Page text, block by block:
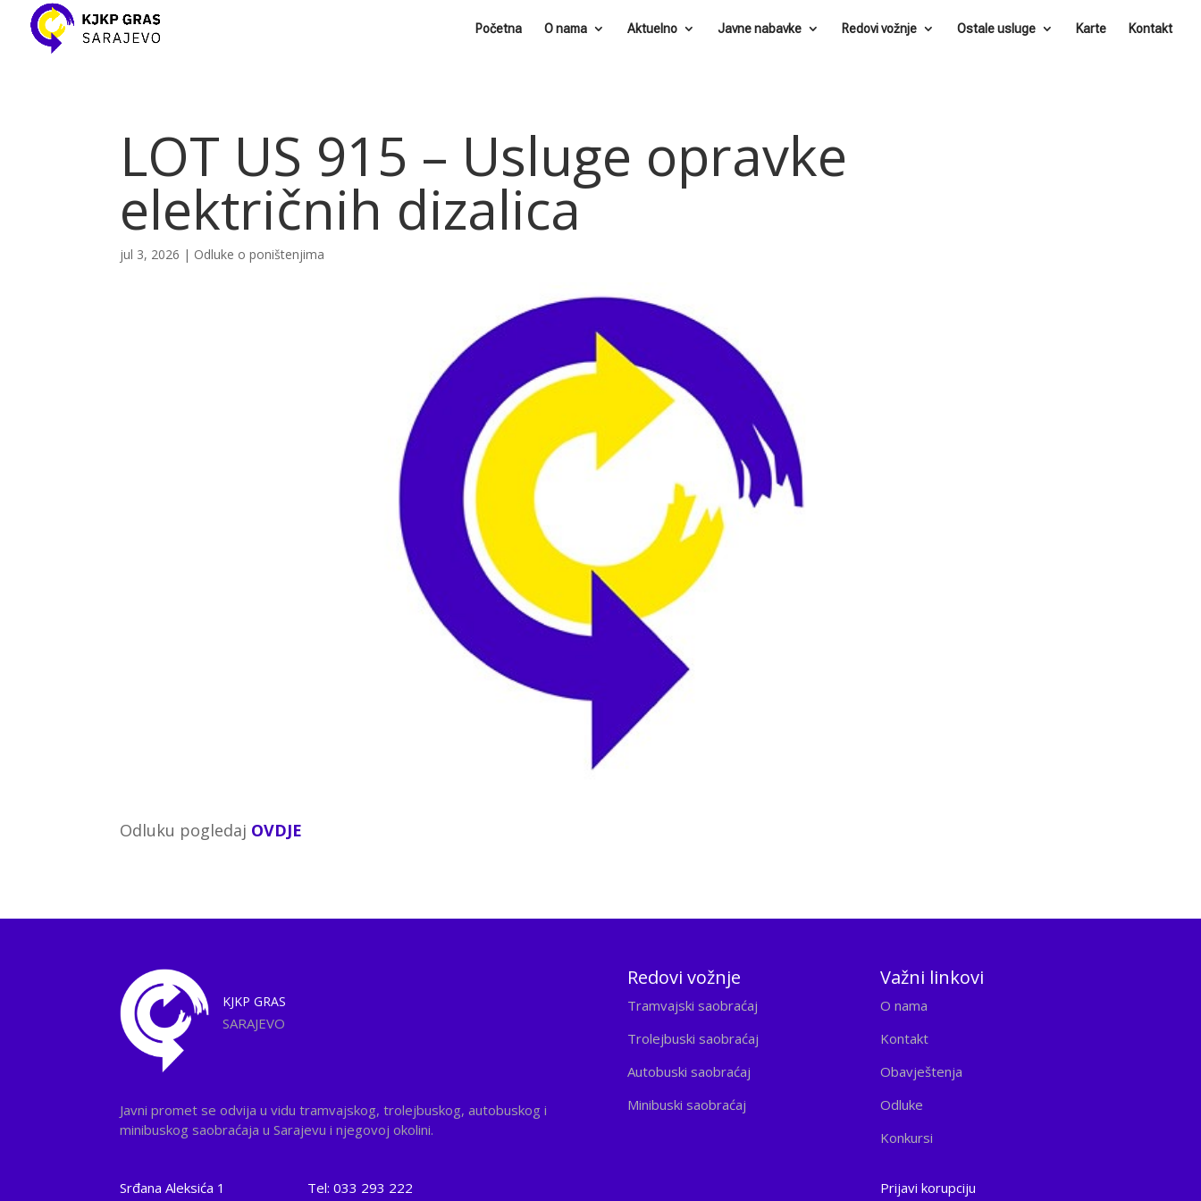
Početna O nama Aktuelno Javne nabavke Redovi vožnje Ostale usluge Karte Kontakt
LOT US 915 – Usluge opravke
električnih dizalica
jul 3, 2026 | Odluke o poništenjima
Odluku pogledaj OVDJE
KJKP GRAS
SARAJEVO
Javni promet se odvija u vidu tramvajskog, trolejbuskog, autobuskog i
minibuskog saobraćaja u Sarajevu i njegovoj okolini.
Redovi vožnje
Tramvajski saobraćaj
Trolejbuski saobraćaj
Autobuski saobraćaj
Minibuski saobraćaj
Važni linkovi
O nama
Kontakt
Obavještenja
Odluke
Konkursi
Srđana Aleksića 1 Tel: 033 293 222 Prijavi korupciju